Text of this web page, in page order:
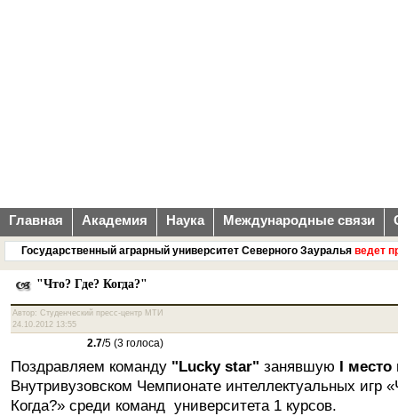
Главная Академия Наука Международные связи
Государственный аграрный университет Северного Зауральяведет
"Что? Где? Когда?"
Автор: Студенческий пресс-центр МТИ
24.10.2012 13:55
2.7/5 (3 голоса)
Поздравляем команду "Lucky star" занявшую I место
Внутривузовском Чемпионате интеллектуальных игр
Когда?» среди команд университета 1 курсов.